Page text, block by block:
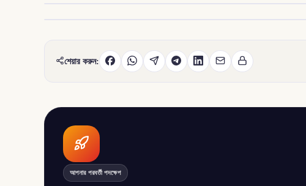
শেয়ার করুন:
আপনার পরবর্তী পদক্ষেপ